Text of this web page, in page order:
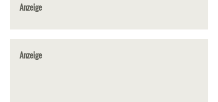
Anzeige
Anzeige